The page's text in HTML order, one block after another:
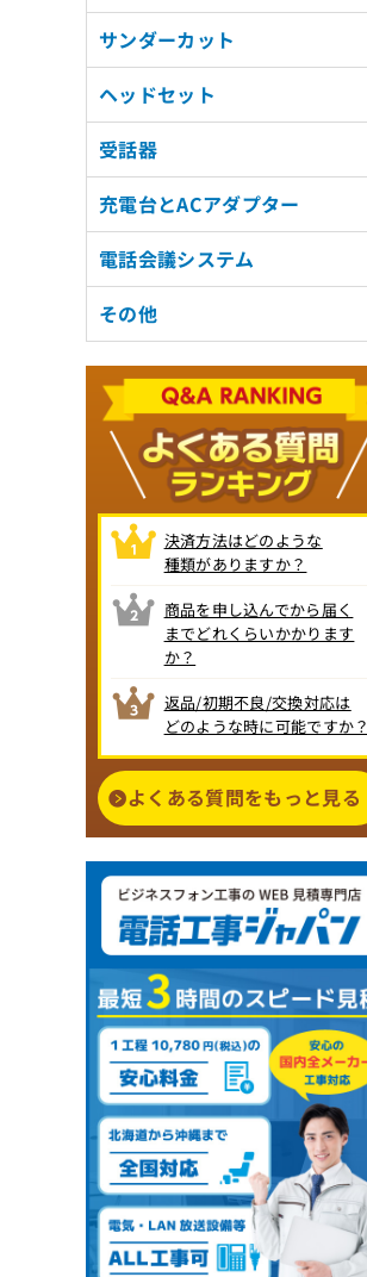
サンダーカット
ヘッドセット
受話器
充電台とACアダプター
電話会議システム
その他
決済方法はどのような
種類がありますか？
商品を申し込んでから届く
までどれくらいかかります
か？
返品/初期不良/交換対応は
どのような時に可能ですか？
よくある質問をもっと見る